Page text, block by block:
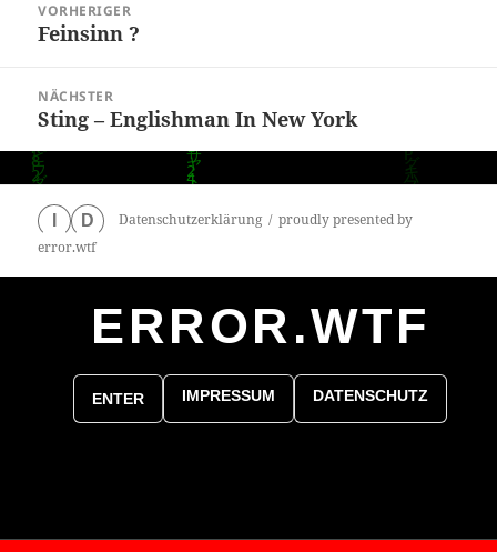
VORHERIGER
Vorheriger
Feinsinn ?
NÄCHSTER
Nächster
Beitrag:
Sting – Englishman In New York
D Datenschutzerklärung
proudly presented by
error.wtf
ERROR.WTF
ENTER IMPRESSUM DATENSCHUTZ